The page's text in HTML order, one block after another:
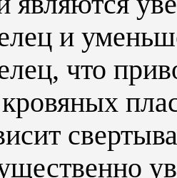
и
что